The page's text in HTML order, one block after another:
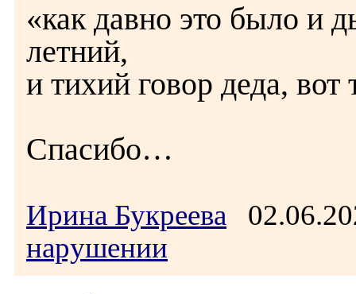
«как давно это было и
летний,
и тихий говор деда, вот
Спасибо…
Ирина Букреева
нарушении